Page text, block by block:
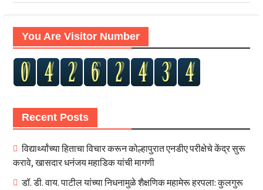
You Are Visitor Number
Recent Posts
विद्यार्थ्यांच्या हिताचा विचार करून कोल्हापुरात एनडीए परीक्षेचे केंद्र सुरू
करावे, खासदार धनंजय महाडिक यांची मागणी
डॉ. डी. वाय. पाटील यांच्या निधनामुळे शैक्षणिक महामेरू हरपला: कुलगुरू